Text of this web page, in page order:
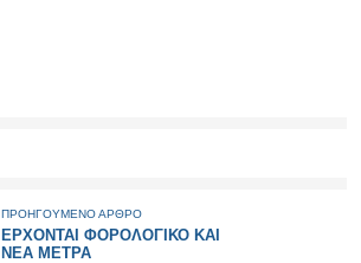
ΠΡΟΗΓΟΥΜΕΝΟ ΑΡΘΡΟ
ΕΡΧΟΝΤΑΙ ΦΟΡΟΛΟΓΙΚΟ ΚΑΙ
ΝΕΑ ΜΕΤΡΑ